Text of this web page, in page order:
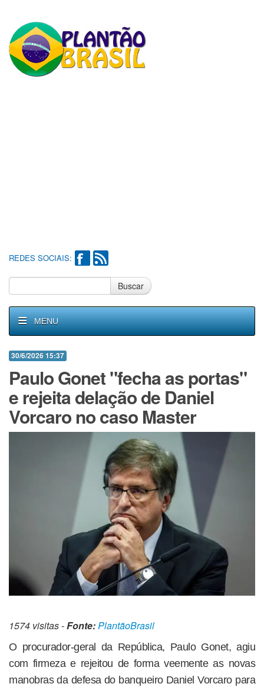
REDES SOCIAIS:
Buscar
MENU
30/6/2026 15:37
Paulo Gonet "fecha as portas"
e rejeita delação de Daniel
Vorcaro no caso Master
1574 visitas -Fonte:PlantãoBrasil
O procurador-geral da República, Paulo Gonet, agiu
com firmeza e rejeitou de forma veemente as novas
manobras da defesa do banqueiro Daniel Vorcaro para